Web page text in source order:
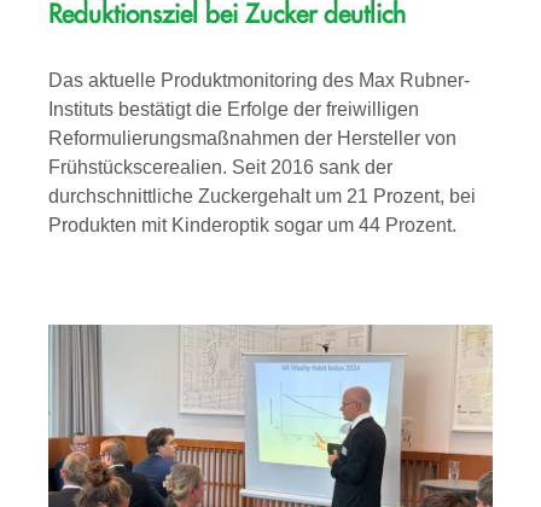
Reduktionsziel bei Zucker deutlich
Das aktuelle Produktmonitoring des Max Rubner-
Instituts bestätigt die Erfolge der freiwilligen
Reformulierungsmaßnahmen der Hersteller von
Frühstückscerealien. Seit 2016 sank der
durchschnittliche Zuckergehalt um 21 Prozent, bei
Produkten mit Kinderoptik sogar um 44 Prozent.